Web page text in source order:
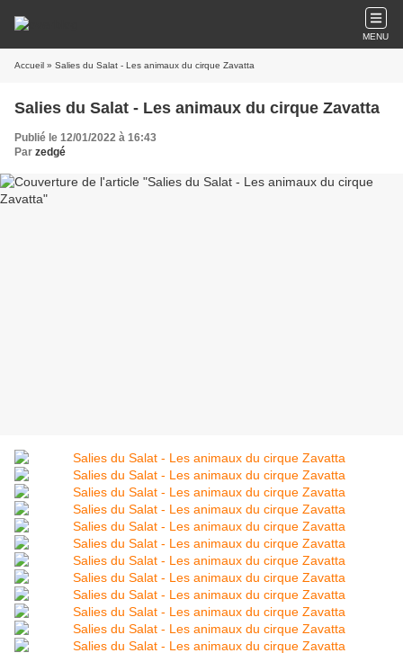
MENU
Accueil » Salies du Salat - Les animaux du cirque Zavatta
Salies du Salat - Les animaux du cirque Zavatta
Publié le 12/01/2022 à 16:43
Par zedgé